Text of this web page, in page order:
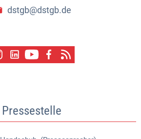
dstgb@dstgb.de
Pressestelle